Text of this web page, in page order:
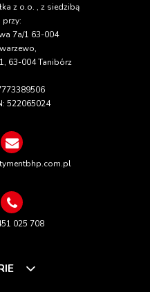
z o.o. , z siedzibą
przy:
7a/1 63-004
63-004 Tanibórz
522065024
025 708